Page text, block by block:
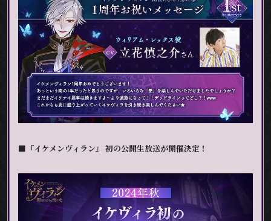
■『イケメンヴィラン』 初の公開生放送が開催決定！